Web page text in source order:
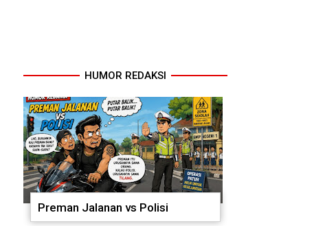
HUMOR REDAKSI
Preman Jalanan vs Polisi